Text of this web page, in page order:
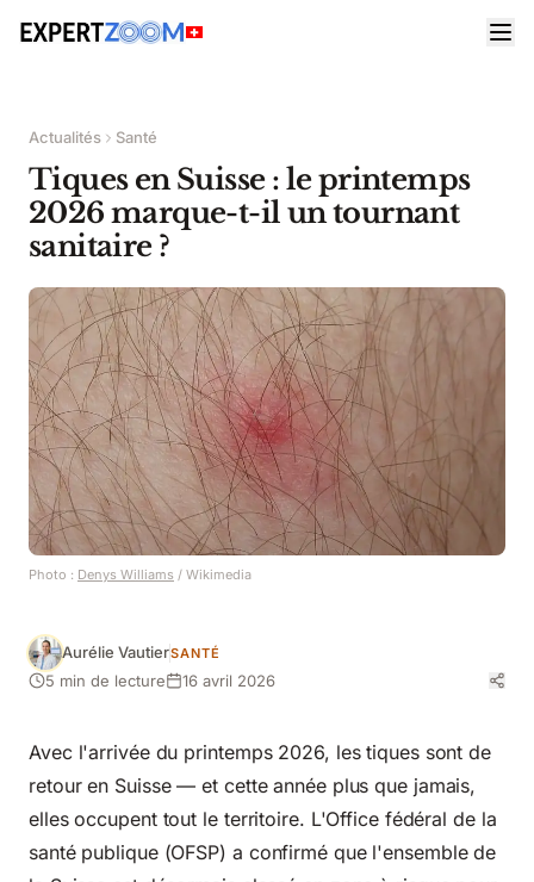
Actualités Santé
Tiques en Suisse : le printemps
2026 marque-t-il un tournant
sanitaire ?
Photo : Denys Williams / Wikimedia
Aurélie VautierSANTÉ
5 min de lecture 16 avril 2026
Avec l'arrivée du printemps 2026, les tiques sont de
retour en Suisse — et cette année plus que jamais,
elles occupent tout le territoire. L'Office fédéral de la
santé publique (OFSP) a confirmé que l'ensemble de